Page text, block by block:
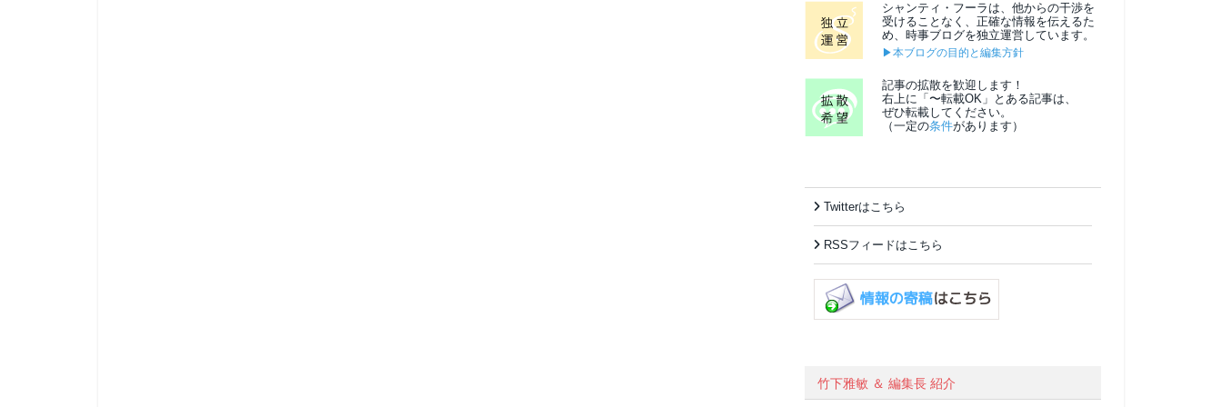
シャンティ・フーラは、他からの干渉を
受けることなく、正確な情報を伝えるた
め、時事ブログを独立運営しています。
▶本ブログの目的と編集方針
記事の拡散を歓迎します！
右上に「〜転載OK」とある記事は、
ぜひ転載してください。
（一定の条件があります）
Twitterはこちら
RSSフィードはこちら
竹下雅敏 ＆ 編集長 紹介